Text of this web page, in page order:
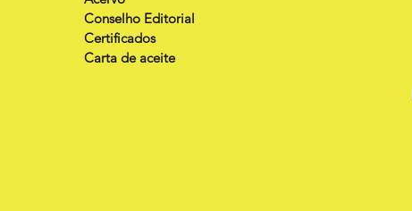
Conselho Editorial
Certificados
Carta de aceite